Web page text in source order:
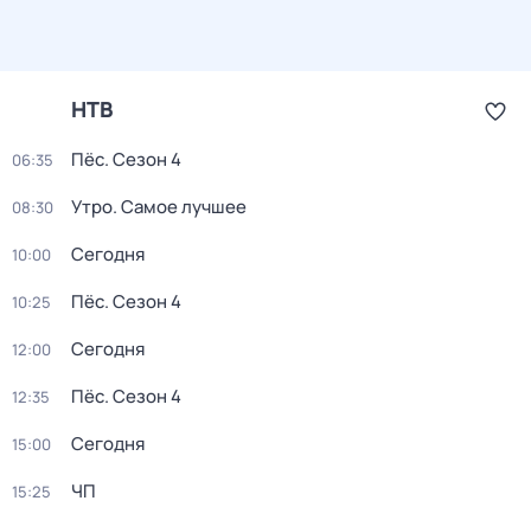
НТВ
06:35 Пёс. Сезон 4
08:30 Утро. Самое лучшее
10:00 Сегодня
10:25 Пёс. Сезон 4
12:00 Сегодня
12:35 Пёс. Сезон 4
15:00 Сегодня
15:25 ЧП